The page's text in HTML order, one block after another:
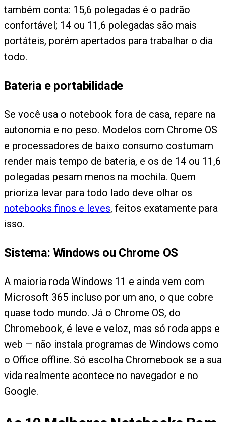
também conta: 15,6 polegadas é o padrão
confortável; 14 ou 11,6 polegadas são mais
portáteis, porém apertados para trabalhar o dia
todo.
Bateria e portabilidade
Se você usa o notebook fora de casa, repare na
autonomia e no peso. Modelos com Chrome OS
e processadores de baixo consumo costumam
render mais tempo de bateria, e os de 14 ou 11,6
polegadas pesam menos na mochila. Quem
prioriza levar para todo lado deve olhar os
notebooks finos e leves, feitos exatamente para
isso.
Sistema: Windows ou Chrome OS
A maioria roda Windows 11 e ainda vem com
Microsoft 365 incluso por um ano, o que cobre
quase todo mundo. Já o Chrome OS, do
Chromebook, é leve e veloz, mas só roda apps e
web — não instala programas de Windows como
o Office offline. Só escolha Chromebook se a sua
vida realmente acontece no navegador e no
Google.